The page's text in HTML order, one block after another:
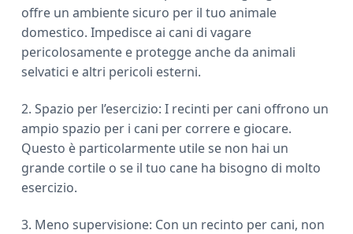
offre un ambiente sicuro per il tuo animale
domestico. Impedisce ai cani di vagare
pericolosamente e protegge anche da animali
selvatici e altri pericoli esterni.
2. Spazio per l’esercizio: I recinti per cani offrono un
ampio spazio per i cani per correre e giocare.
Questo è particolarmente utile se non hai un
grande cortile o se il tuo cane ha bisogno di molto
esercizio.
3. Meno supervisione: Con un recinto per cani, non